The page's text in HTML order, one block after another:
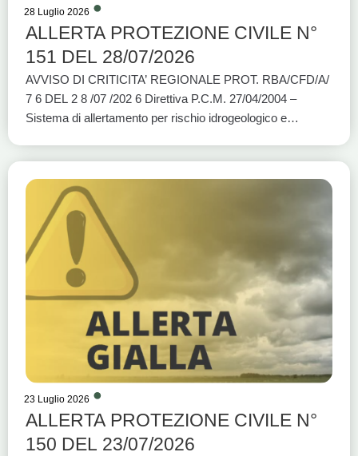
28 Luglio 2026
ALLERTA PROTEZIONE CIVILE N°
151 DEL 28/07/2026
AVVISO DI CRITICITA’ REGIONALE PROT. RBA/CFD/A/
7 6 DEL 2 8 /07 /202 6 Direttiva P.C.M. 27/04/2004 –
Sistema di allertamento per rischio idrogeologico e
OGGI 28/07/2026
23 Luglio 2026
ALLERTA PROTEZIONE CIVILE N°
150 DEL 23/07/2026